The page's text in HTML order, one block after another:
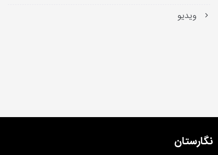
ویدیو
نگارستان